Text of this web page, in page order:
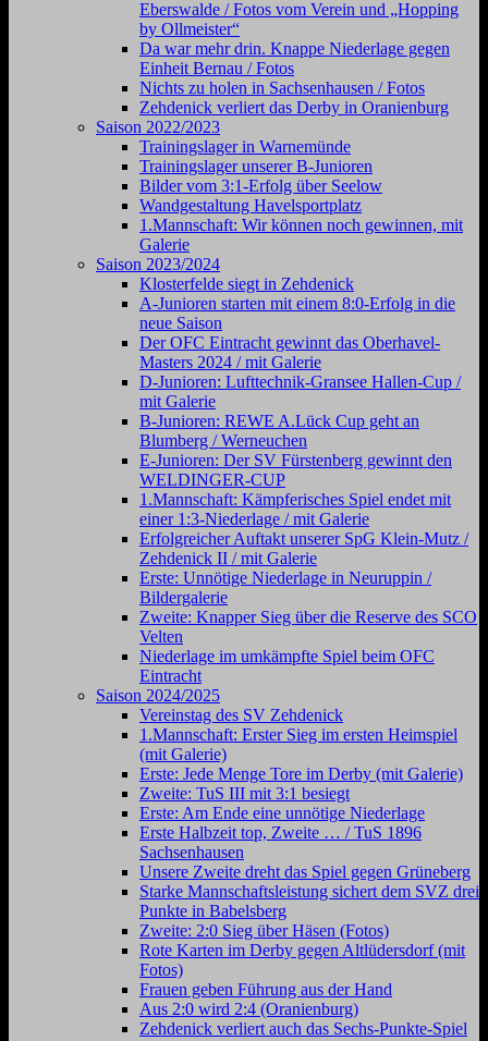
Eberswalde / Fotos vom Verein und „Hopping
by Ollmeister“
Da war mehr drin. Knappe Niederlage gegen
Einheit Bernau / Fotos
Nichts zu holen in Sachsenhausen / Fotos
Zehdenick verliert das Derby in Oranienburg
Saison 2022/2023
Trainingslager in Warnemünde
Trainingslager unserer B-Junioren
Bilder vom 3:1-Erfolg über Seelow
Wandgestaltung Havelsportplatz
1.Mannschaft: Wir können noch gewinnen, mit
Galerie
Saison 2023/2024
Klosterfelde siegt in Zehdenick
A-Junioren starten mit einem 8:0-Erfolg in die
neue Saison
Der OFC Eintracht gewinnt das Oberhavel-
Masters 2024 / mit Galerie
D-Junioren: Lufttechnik-Gransee Hallen-Cup /
mit Galerie
B-Junioren: REWE A.Lück Cup geht an
Blumberg / Werneuchen
E-Junioren: Der SV Fürstenberg gewinnt den
WELDINGER-CUP
1.Mannschaft: Kämpferisches Spiel endet mit
einer 1:3-Niederlage / mit Galerie
Erfolgreicher Auftakt unserer SpG Klein-Mutz /
Zehdenick II / mit Galerie
Erste: Unnötige Niederlage in Neuruppin /
Bildergalerie
Zweite: Knapper Sieg über die Reserve des SCO
Velten
Niederlage im umkämpfte Spiel beim OFC
Eintracht
Saison 2024/2025
Vereinstag des SV Zehdenick
1.Mannschaft: Erster Sieg im ersten Heimspiel
(mit Galerie)
Erste: Jede Menge Tore im Derby (mit Galerie)
Zweite: TuS III mit 3:1 besiegt
Erste: Am Ende eine unnötige Niederlage
Erste Halbzeit top, Zweite … / TuS 1896
Sachsenhausen
Unsere Zweite dreht das Spiel gegen Grüneberg
Starke Mannschaftsleistung sichert dem SVZ drei
Punkte in Babelsberg
Zweite: 2:0 Sieg über Häsen (Fotos)
Rote Karten im Derby gegen Altlüdersdorf (mit
Fotos)
Frauen geben Führung aus der Hand
Aus 2:0 wird 2:4 (Oranienburg)
Zehdenick verliert auch das Sechs-Punkte-Spiel